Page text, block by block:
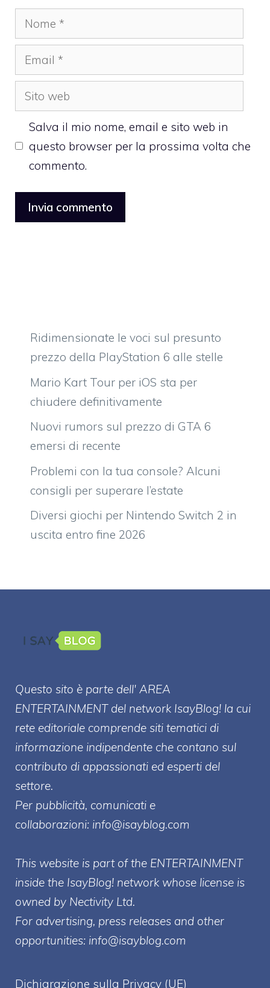
Nome
Email
Sito
web
Salva il mio nome, email e sito web in
questo browser per la prossima volta che
commento.
Ridimensionate le voci sul presunto
prezzo della PlayStation 6 alle stelle
Mario Kart Tour per iOS sta per
chiudere definitivamente
Nuovi rumors sul prezzo di GTA 6
emersi di recente
Problemi con la tua console? Alcuni
consigli per superare l’estate
Diversi giochi per Nintendo Switch 2 in
uscita entro fine 2026
Questo sito è parte dell' AREA
ENTERTAINMENT del network IsayBlog! la cui
rete editoriale comprende siti tematici di
informazione indipendente che contano sul
contributo di appassionati ed esperti del
settore.
Per pubblicità, comunicati e
collaborazioni: info@isayblog.com
This website is part of the ENTERTAINMENT
inside the IsayBlog! network whose license is
owned by Nectivity Ltd.
For advertising, press releases and other
opportunities: info@isayblog.com
Dichiarazione sulla Privacy (UE)